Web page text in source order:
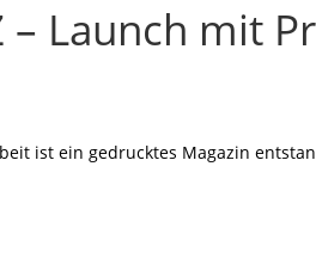
– Launch mit
ist ein gedrucktes Magazin